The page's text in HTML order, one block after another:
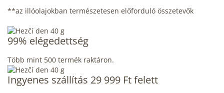
**az illóolajokban természetesen előforduló összetevők
99% elégedettség
Több mint 500 termék raktáron.
Ingyenes szállítás 29 999 Ft felett